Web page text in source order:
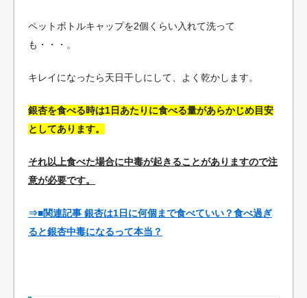
ペットボトルキャップを2個くらい入れて洗って
も・・・。
キレイになったら天日干しにして、よく乾かします。
銀杏を食べる時は1日あたりに食べる量があらかじめ目安
としてあります。
それ以上食べた場合に中毒が起きることがありますので注
意が必要です。
⇒■関連記事 銀杏は1日に何個まで食べていい？食べ過ぎ
ると銀杏中毒になるって本当？